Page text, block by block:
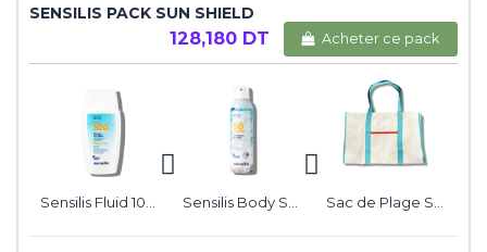
SENSILIS PACK SUN SHIELD
128,180 DT Acheter ce pack
Sensilis Fluid 100 Solar Allergy SPF50+ Sensilis Body Spray Dry Touch SPF50 Sac de Plage Sensilis Summer Vibes